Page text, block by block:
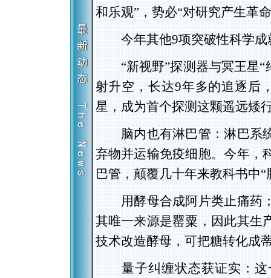
和乐观”，势必“对研究产生革
今年其他9项突破性科学成
“新视野”探测器与冥王星“
射升空，长达9年多的追逐后
星，成为首个探测这颗遥远矮
脑内也有淋巴管：淋巴系统
弃物并运输免疫细胞。今年，
巴管，颠覆几十年来教科书中
用酵母合成阿片类止痛药；
其唯一来源是罂粟，因此其生
技术改造酵母，可把糖转化成
量子纠缠状态获证实：这